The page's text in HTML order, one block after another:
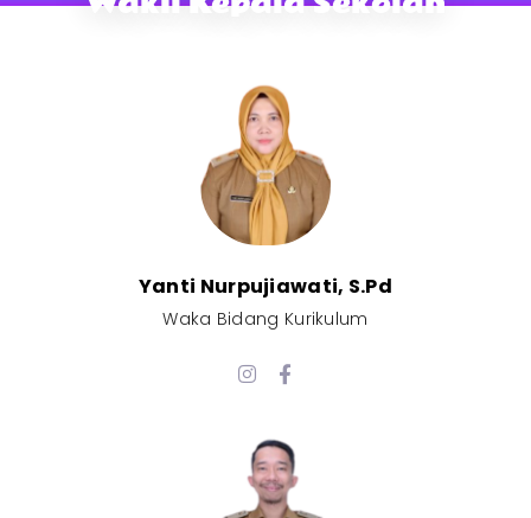
Yanti Nurpujiawati, S.Pd
Waka Bidang Kurikulum